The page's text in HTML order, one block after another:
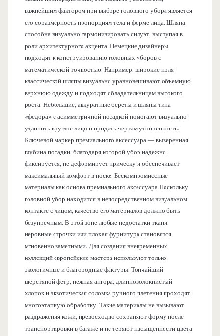
важнейшим фактором при выборе головного убора является
его соразмерность пропорциям тела и форме лица. Шляпа
способна визуально гармонизировать силуэт, выступая в
роли архитектурного акцента. Немецкие дизайнеры
подходят к конструированию головных уборов с
математической точностью. Например, широкие поля
классической шляпы визуально уравновешивают объемную
верхнюю одежду и подходят обладательницам высокого
роста. Небольшие, аккуратные береты и шляпы типа
«федора» с асимметричной посадкой помогают визуально
удлинить круглое лицо и придать чертам утонченность.
Ключевой маркер премиального аксессуара — выверенная
глубина посадки, благодаря которой убор надежно
фиксируется, не деформирует прическу и обеспечивает
максимальный комфорт в носке. Бескомпромиссные
материалы как основа премиального аксессуара Поскольку
головной убор находится в непосредственном визуальном
контакте с лицом, качество его материалов должно быть
безупречным. В этой зоне любые недостатки ткани,
неровные строчки или плохая фурнитура становятся
мгновенно заметными. Для создания вневременных
коллекций европейские мастера используют только
экологичные и благородные фактуры. Тончайший
шерстяной фетр, нежная ангора, длинноволокнистый
хлопок и экзотическая соломка ручного плетения проходят
многоэтапную обработку. Такие материалы не вызывают
раздражения кожи, превосходно сохраняют форму после
транспортировки в багаже и не теряют насыщенности цвета